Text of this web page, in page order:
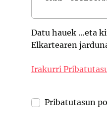
Datu hauek …eta
Elkartearen
Irakurri
Pribatutasun